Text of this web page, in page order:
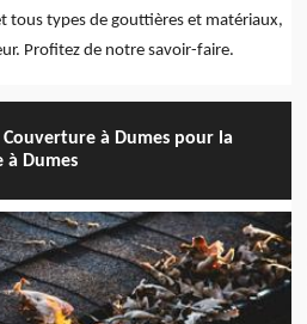
tous types de gouttières et matériaux,
Profitez de notre savoir-faire.
à Dumes pour la
à Dumes